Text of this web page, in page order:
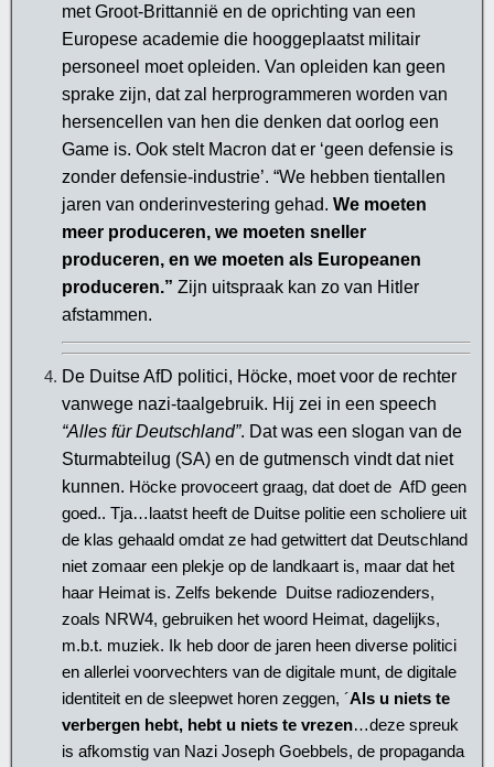
met Groot-Brittannië en de oprichting van een
Europese academie die hooggeplaatst militair
personeel moet opleiden. Van opleiden kan geen
sprake zijn, dat zal herprogrammeren worden van
hersencellen van hen die denken dat oorlog een
Game is. Ook stelt Macron dat er ‘geen defensie is
zonder defensie-industrie’. “We hebben tientallen
jaren van onderinvestering gehad. We moeten
meer produceren, we moeten sneller
produceren, en we moeten als Europeanen
produceren.” Zijn uitspraak kan zo van Hitler
afstammen.
De Duitse AfD politici, Höcke, moet voor de rechter
vanwege nazi-taalgebruik. Hij zei in een speech
“Alles für Deutschland”. Dat was een slogan van de
Sturmabteilug (SA) en de gutmensch vindt dat niet
kunnen. Höcke provoceert graag, dat doet de AfD geen
goed.. Tja…laatst heeft de Duitse politie een scholiere uit
de klas gehaald omdat ze had getwittert dat Deutschland
niet zomaar een plekje op de landkaart is, maar dat het
haar Heimat is. Zelfs bekende Duitse radiozenders,
zoals NRW4, gebruiken het woord Heimat, dagelijks,
m.b.t. muziek. Ik heb door de jaren heen diverse politici
en allerlei voorvechters van de digitale munt, de digitale
identiteit en de sleepwet horen zeggen, ´Als u niets te
verbergen hebt, hebt u niets te vrezen…deze spreuk
is afkomstig van Nazi Joseph Goebbels, de propaganda